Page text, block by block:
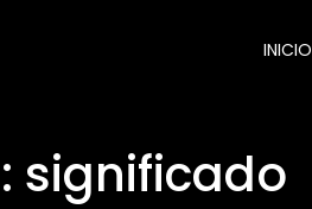
INICIO
significado